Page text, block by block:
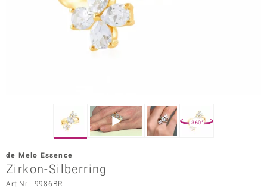
Vogue
360°
de Melo Essence
Zirkon-Silberring
Art.Nr.: 9986BR